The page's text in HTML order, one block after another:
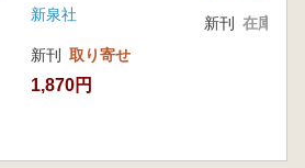
追う―ゲノム解析を読み解く
)
寺朗― 弥生人の復顔像―(濵
船泊縄文女性 誕生秘話(神澤
新泉社
新刊 取り寄せ
1,870円
新刊 在庫なし